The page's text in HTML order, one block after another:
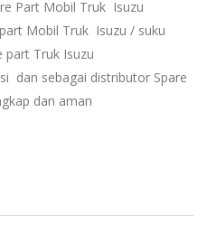
Part Mobil Truk Isuzu
Mobil Truk Isuzu / suku
part Truk Isuzu
dan sebagai distributor Spare
dan aman